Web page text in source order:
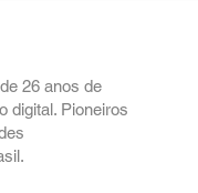
26 anos de
Pioneiros